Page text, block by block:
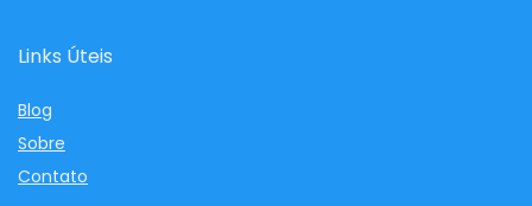
Links Úteis
Blog
Sobre
Contato